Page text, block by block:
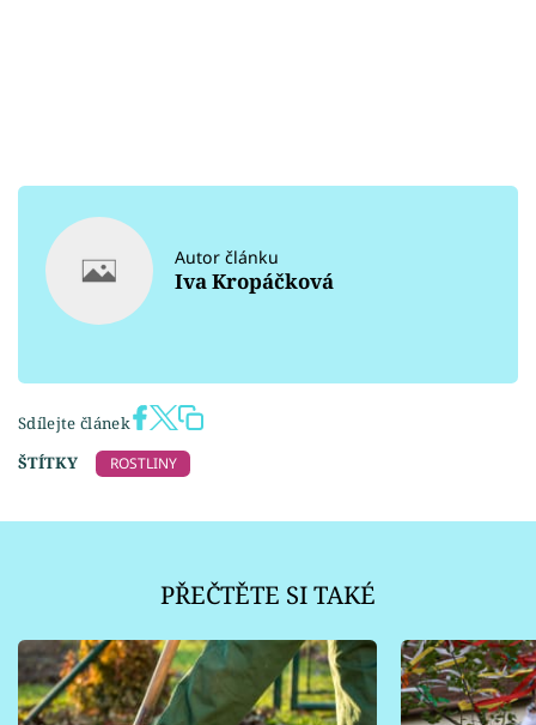
Autor článku
Iva Kropáčková
Sdílejte článek
ŠTÍTKY
ROSTLINY
PŘEČTĚTE SI TAKÉ